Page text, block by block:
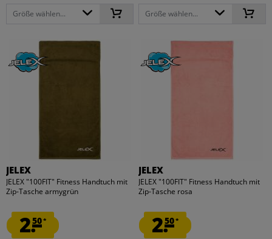
Größe wählen... Größe wählen...
JELEX
JELEX "100FIT" Fitness Handtuch mit
Zip-Tasche armygrün
2.50*
JELEX
JELEX "100FIT" Fitness Handtuch mit
Zip-Tasche rosa
2.50*